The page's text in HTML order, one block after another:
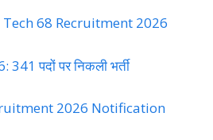
Tech 68 Recruitment 2026
341 पदों पर निकली भर्ती
2026 Notification